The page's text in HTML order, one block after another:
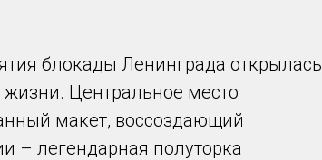
блокады Ленинграда открылась
Центральное место
макет, воссоздающий
– легендарная полуторка